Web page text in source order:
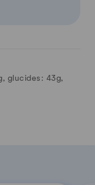
glucides: 43g,